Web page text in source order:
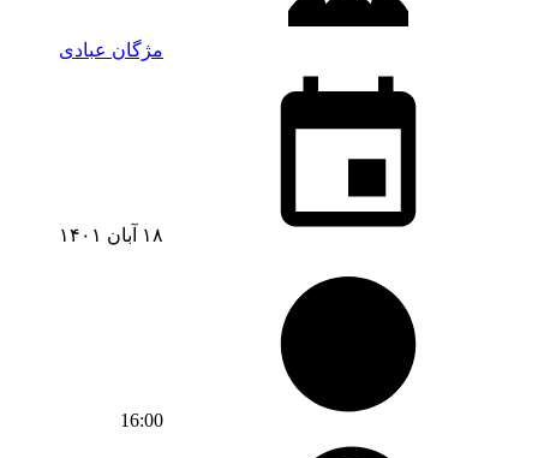
مژگان عبادی
۱۸ آبان ۱۴۰۱
16:00